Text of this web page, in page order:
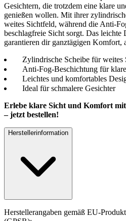
Gesichtern, die trotzdem eine klare
genießen wollen. Mit ihrer
weites Sichtfeld, während die Anti-
beschlagfreie Sicht sorgt. Das leichte
garantieren dir ganztägigen Komfort,
Zylindrische Scheibe für weites
Anti-Fog-Beschichtung für
Leichtes und komfortables
Ideal für schmalere Gesichter
Erlebe klare Sicht und Komfort
– jetzt bestellen!
Herstellerinformation
Herstellerangaben gemäß EU-